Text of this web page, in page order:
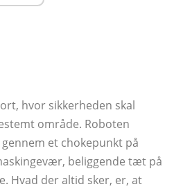
hvor sikkerheden skal
område. Roboten
et chokepunkt på
beliggende tæt på
Hvad der altid sker, er, at